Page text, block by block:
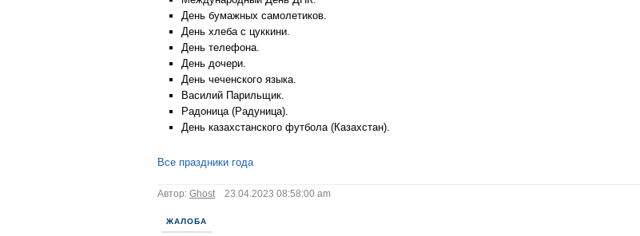
День бумажных самолетиков.
День хлеба с цуккини.
День телефона.
День дочери.
День чеченского языка.
Василий Парильщик.
Радоница (Радуница).
День казахстанского футбола (Казахстан).
Все праздники года
Автор: Ghost23.04.2023 08:58:00 am
ЖАЛОБА